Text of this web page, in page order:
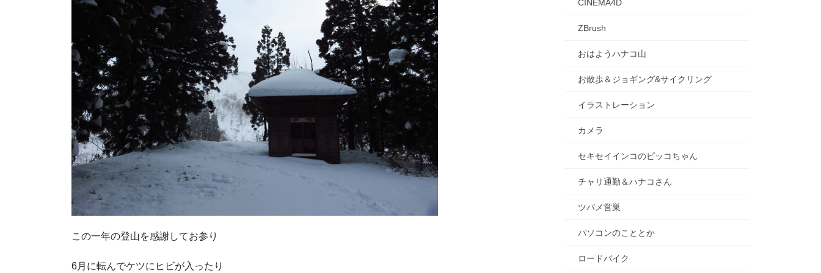
この一年の登山を感謝してお参り
6月に転んでケツにヒビが入ったり
CINEMA4D
ZBrush
おはようハナコ山
お散歩＆ジョギング&サイクリング
イラストレーション
カメラ
セキセイインコのピッコちゃん
チャリ通勤＆ハナコさん
ツバメ営巣
パソコンのこととか
ロードバイク